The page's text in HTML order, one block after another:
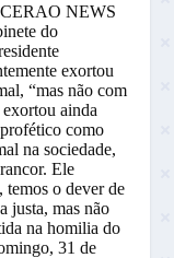
NEWS
do
exortou
“mas não com
ainda
como
na sociedade,
Ele
o dever de
justa, mas não
na homilia do
31 de